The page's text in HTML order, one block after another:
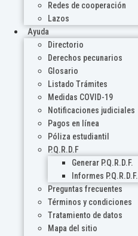
Redes de cooperación
Lazos
Ayuda
Directorio
Derechos pecunarios
Glosario
Listado Trámites
Medidas COVID-19
Notificaciones judiciales
Pagos en línea
Póliza estudiantil
P.Q.R.D.F
Generar P.Q.R.D.F.
Informes P.Q.R.D.F.
Preguntas frecuentes
Términos y condiciones
Tratamiento de datos
Mapa del sitio